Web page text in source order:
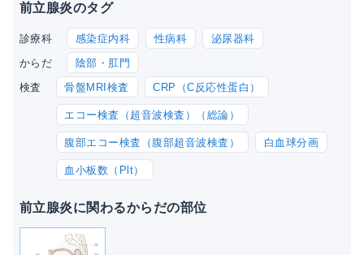
前立腺炎のタグ
診療科 感染症内科 性病科 泌尿器科
からだ 陰部・肛門
検査 骨盤MRI検査 CRP（C反応性蛋白）
エコー検査（超音波検査）（総論）
腹部エコー検査（腹部超音波検査） 白血球分画
血小板数（Plt）
前立腺炎に関わるからだの部位